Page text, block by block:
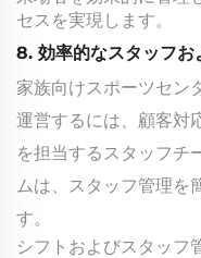
セスを実現します。
8. 効率的なスタッフお
家族向けスポーツセン
運営するには、顧客対
を担当するスタッフ
ムは、スタッフ管理を
す。
シフトおよびスタッフ